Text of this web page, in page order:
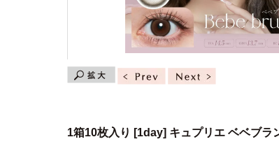
1箱10枚入り [1day] キュプリエ ベベブラ